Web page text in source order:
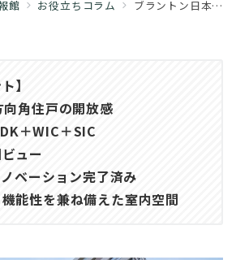
館 お役立ちコラム ブラントン日本橋小伝馬町｜80㎡超・3方向角住戸。販売中6階住戸で叶える日本橋らしい洗練生活
】
向角住戸の開放感
＋WIC＋SIC
ュー
ベーション完了済み
能性を兼ね備えた室内空間